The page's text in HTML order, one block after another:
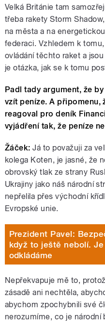
Velká Británie tam
třeba rakety Storm
na města a na
federaci. Vzhledem k
ovládání těchto raket a
je otázka, jak se k tomu
Padl tady argument, že
vzít peníze. A připomenu,
reagoval pro deník
vyjádření tak, že peníze
Žáček: Já to považuji za
kolega Koten, je jasné, že
obrovský tlak ze strany
Ukrajiny jako náš národní
nepřelila přes východní
Evropské unie.
Prezident Pavel:
když to ještě nebolí.
odkládáme
Nepřekvapuje mě to,
zásadě ani nechtěla,
abychom zpochybnili své
nerozumíme, co je národní